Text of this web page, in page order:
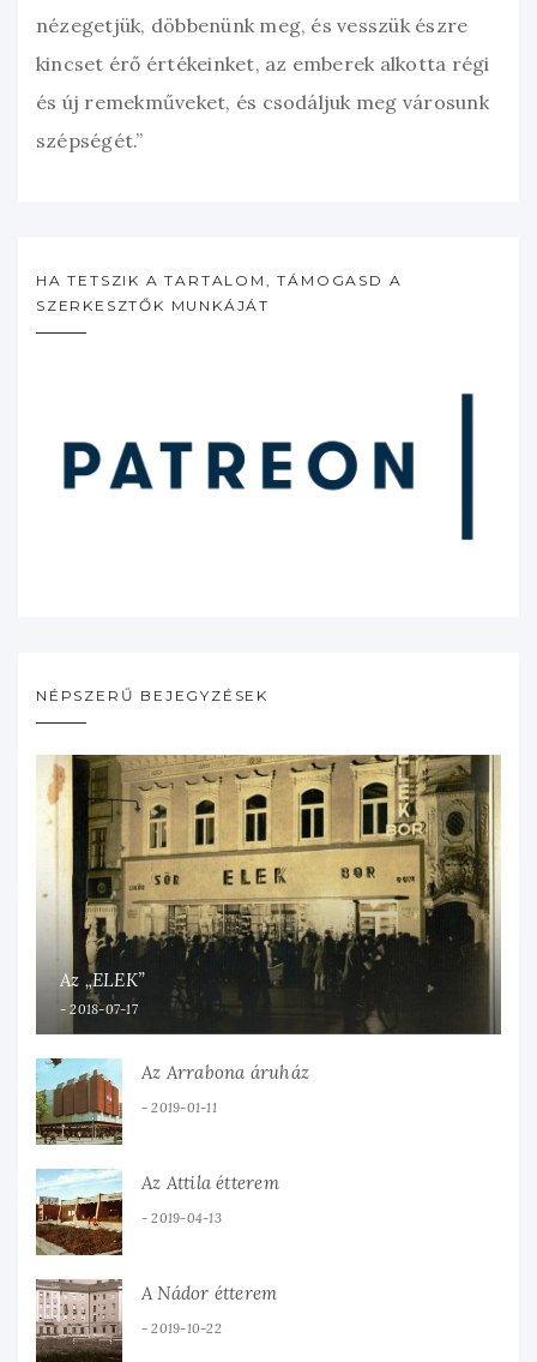
nézegetjük, döbbenünk meg, és vesszük észre
kincset érő értékeinket, az emberek alkotta régi
és új remekműveket, és csodáljuk meg városunk
szépségét.”
HA TETSZIK A TARTALOM, TÁMOGASD A
SZERKESZTŐK MUNKÁJÁT
NÉPSZERŰ BEJEGYZÉSEK
Az „ELEK”
2018-07-17
Az Arrabona áruház
2019-01-11
Az Attila étterem
2019-04-13
A Nádor étterem
2019-10-22